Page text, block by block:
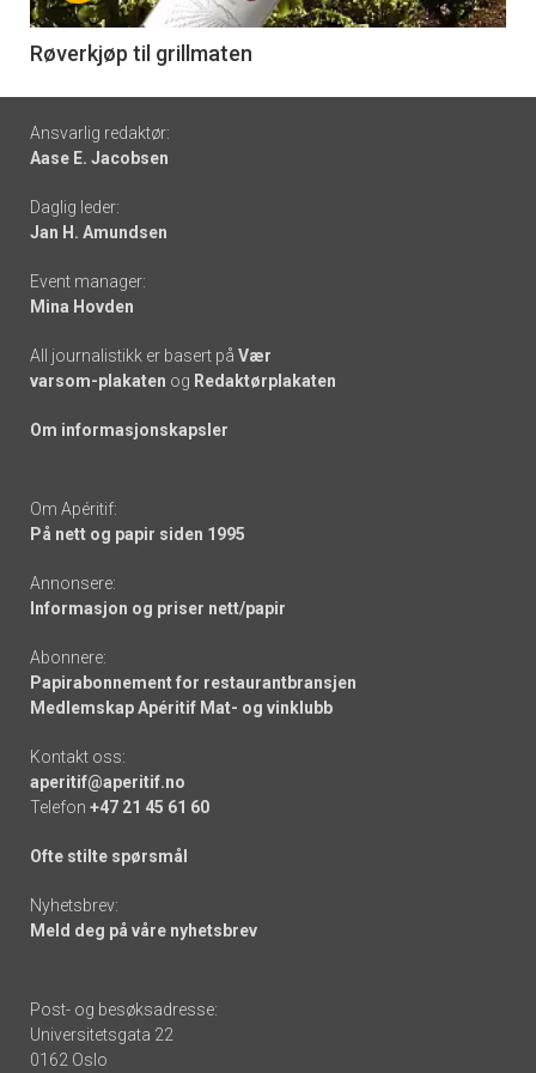
6
Røverkjøp til grillmaten
Footer
-
links
Ansvarlig redaktør:
Aase E. Jacobsen
Daglig leder:
Jan H. Amundsen
Event manager:
Mina Hovden
All journalistikk er basert på Vær
varsom-plakaten og Redaktørplakaten
Om informasjonskapsler
Om Apéritif:
På nett og papir siden 1995
Annonsere:
Informasjon og priser nett/papir
Abonnere:
Papirabonnement for restaurantbransjen
Medlemskap Apéritif Mat- og vinklubb
Kontakt oss:
aperitif@aperitif.no
Telefon +47 21 45 61 60
Ofte stilte spørsmål
Nyhetsbrev:
Meld deg på våre nyhetsbrev
Post- og besøksadresse:
Universitetsgata 22
0162 Oslo